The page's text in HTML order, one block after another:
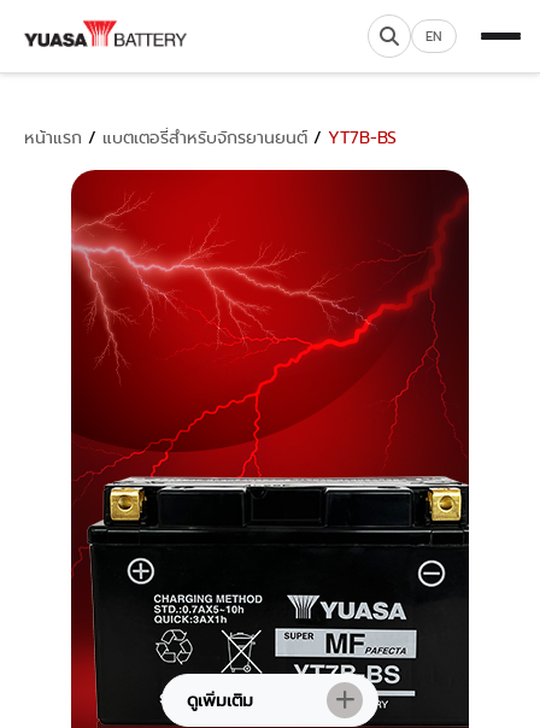
EN
หน้าแรก / แบตเตอรี่สำหรับจักรยานยนต์ / YT7B-BS
ดูเพิ่มเติม